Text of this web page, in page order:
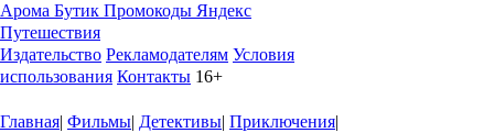
Арома Бутик Промокоды Яндекс
Путешествия
Издательство Рекламодателям Условия
использования Контакты 16+
Главная| Фильмы| Детективы| Приключения|